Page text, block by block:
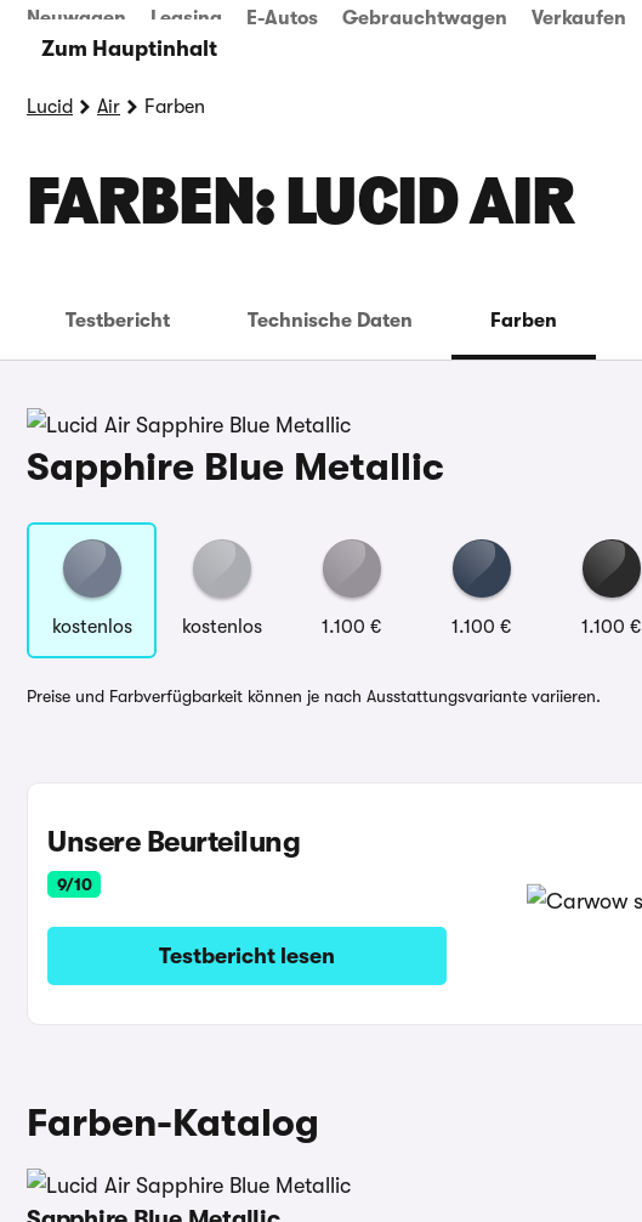
Zum Hauptinhalt
Neuwagen Leasing E-Autos Gebrauchtwagen Verkaufen
Lucid Air Farben
FARBEN: LUCID AIR
Testbericht Technische Daten Farben
Sapphire Blue Metallic
kostenlos kostenlos 1.100 € 1.100 € 1.100 €
Preise und Farbverfügbarkeit können je nach Ausstattungsvariante variieren.
Unsere Beurteilung
9/10
Testbericht lesen
Farben-Katalog